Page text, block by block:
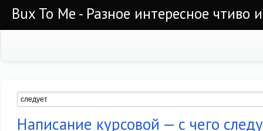
Bux To Me - Разное интересное чтиво
Написание курсовой — с чего